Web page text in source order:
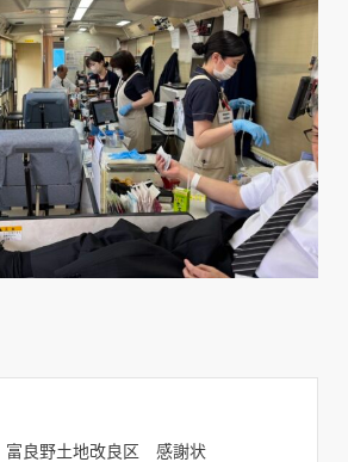
富良野土地改良区 感謝状